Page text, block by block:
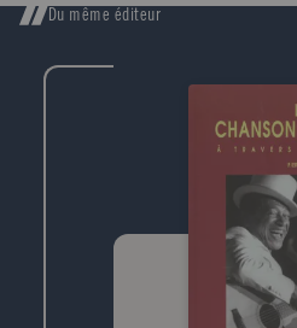
Du même éditeur